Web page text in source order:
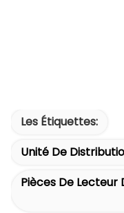
Les Étiquettes:
Unité De
Pièces De Lecteur